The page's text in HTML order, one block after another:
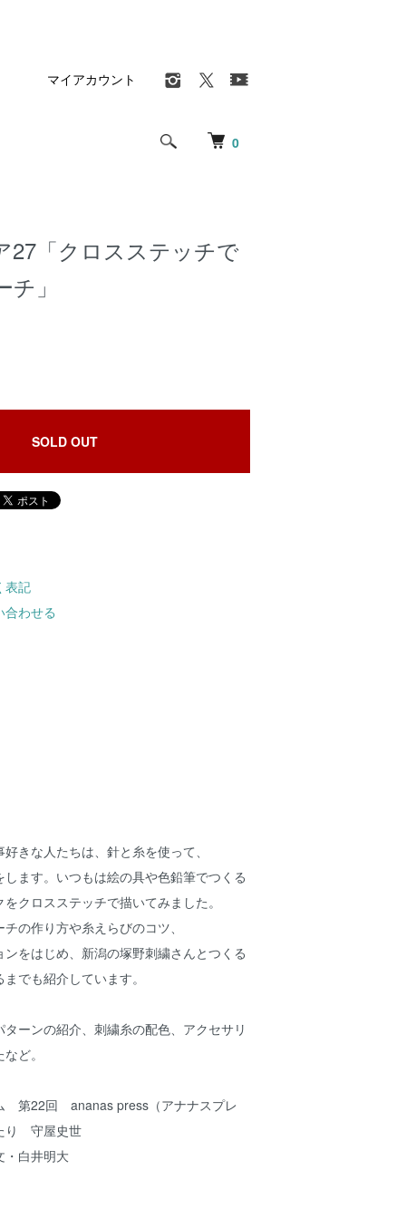
0
マイアカウント
27「クロスステッチで
」
SOLD OUT
表記
合わせる
きな人たちは、針と糸を使って、
ます。いつもは絵の具や色鉛筆でつくる
クロスステッチで描いてみました。
の作り方や糸えらびのコツ、
をはじめ、新潟の塚野刺繍さんとつくる
でも紹介しています。
ーンの紹介、刺繍糸の配色、アクセサリ
ど。
第22回 ananas press（アナナスプレ
り 守屋史世
白井明大